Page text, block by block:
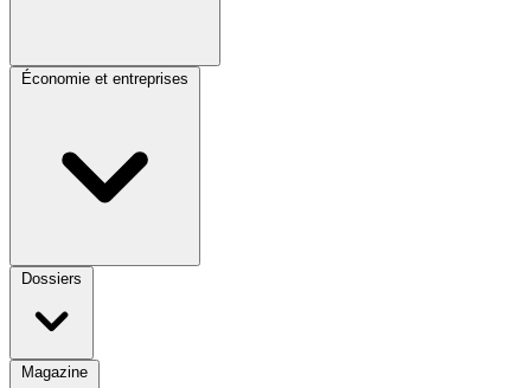
Économie et entreprises
Dossiers
Magazine